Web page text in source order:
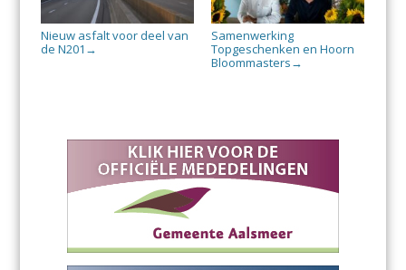
Nieuw asfalt voor deel van
de N201 →
Samenwerking
Topgeschenken en Hoorn
Bloommasters →